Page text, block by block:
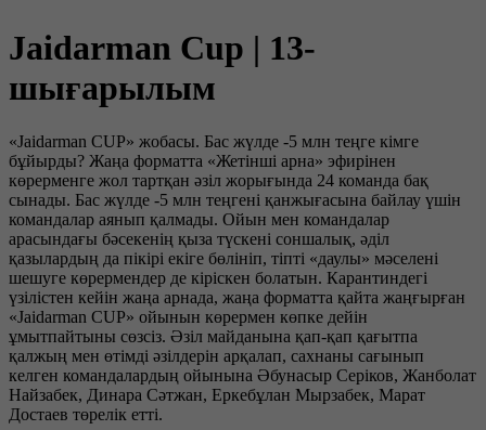
Jaidarman Cup | 13-
шығарылым
«Jaidarman CUP» жобасы. Бас жүлде -5 млн теңге кімге
бұйырды? Жаңа форматта «Жетінші арна» эфирінен
көрерменге жол тартқан әзіл жорығында 24 команда бақ
сынады. Бас жүлде -5 млн теңгені қанжығасына байлау үшін
командалар аянып қалмады. Ойын мен командалар
арасындағы бәсекенің қыза түскені соншалық, әділ
қазылардың да пікірі екіге бөлініп, тіпті «даулы» мәселені
шешуге көрермендер де кіріскен болатын. Карантиндегі
үзілістен кейін жаңа арнада, жаңа форматта қайта жаңғырған
«Jaidarman CUP» ойынын көрермен көпке дейін
ұмытпайтыны сөзсіз. Әзіл майданына қап-қап қағытпа
қалжың мен өтімді әзілдерін арқалап, сахнаны сағынып
келген командалардың ойынына Әбунасыр Серіков, Жанболат
Найзабек, Динара Сәтжан, Еркебұлан Мырзабек, Марат
Достаев төрелік етті.